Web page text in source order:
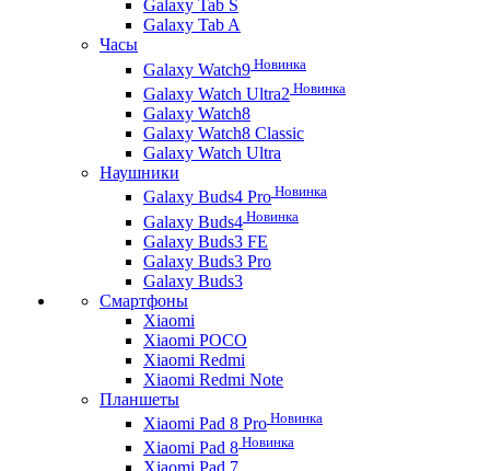
Galaxy Tab S
Galaxy Tab A
Часы
Galaxy Watch9 Новинка
Galaxy Watch Ultra2 Новинка
Galaxy Watch8
Galaxy Watch8 Classic
Galaxy Watch Ultra
Наушники
Galaxy Buds4 Pro Новинка
Galaxy Buds4 Новинка
Galaxy Buds3 FE
Galaxy Buds3 Pro
Galaxy Buds3
Смартфоны
Xiaomi
Xiaomi POCO
Xiaomi Redmi
Xiaomi Redmi Note
Планшеты
Xiaomi Pad 8 Pro Новинка
Xiaomi Pad 8 Новинка